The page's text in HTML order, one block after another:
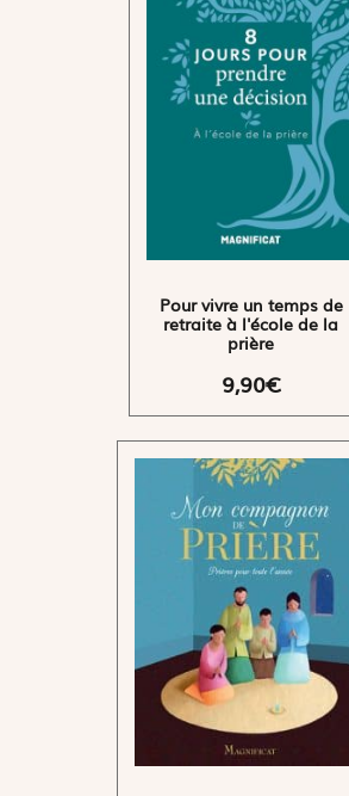
Pour vivre un temps de
retraite à l'école de la
prière
9,90€